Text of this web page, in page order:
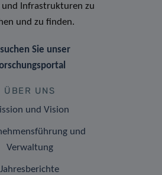
und Infrastrukturen zu
und zu finden.
Sie unser
ÜBER UNS
und Vision
und
Verwaltung
Jahresberichte